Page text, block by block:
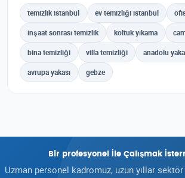
temizlik istanbul ev temizliği istanbul
inşaat sonrası temizlik koltuk yıkama
bina temizliği villa temizliği anadolu
avrupa yakası gebze
Bir profesyonel İle Çalışmak
Uzman personel kadromuz, uzun yıllar